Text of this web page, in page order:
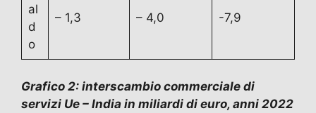
al
d
o
– 1,3 – 4,0 -7,9
Grafico 2: interscambio commerciale di
servizi Ue – India in miliardi di euro, anni 2022